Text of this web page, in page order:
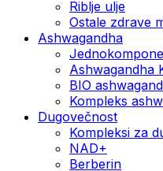
Riblje ulje
Ostale zdrave
Ashwagandha
Ashwagandha
BIO
Kompleks
Dugovečnost
Kompleksi za
NAD+
Berberin